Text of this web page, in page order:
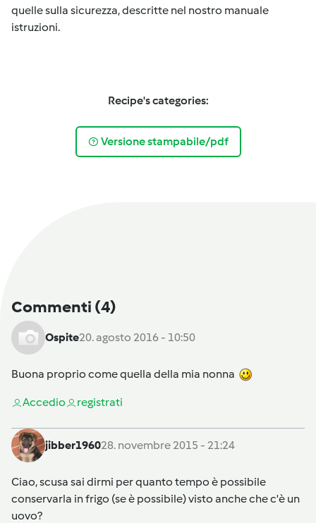
quelle sulla sicurezza, descritte nel nostro manuale
istruzioni.
Recipe's categories:
Versione stampabile/pdf
Commenti (4)
Ospite20. agosto 2016 - 10:50
Buona proprio come quella della mia nonna
Accedio registrati
jibber196028. novembre 2015 - 21:24
Ciao, scusa sai dirmi per quanto tempo è possibile
conservarla in frigo (se è possibile) visto anche che c'è un
uovo?